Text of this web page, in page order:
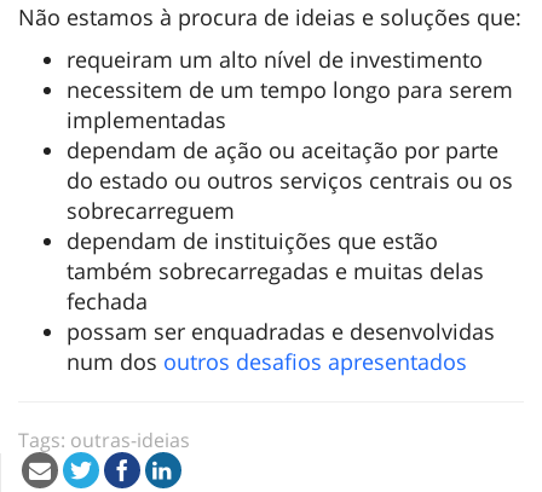
Não estamos à procura de ideias e soluções que:
requeiram um alto nível de investimento
necessitem de um tempo longo para serem
implementadas
dependam de ação ou aceitação por parte
do estado ou outros serviços centrais ou os
sobrecarreguem
dependam de instituições que estão
também sobrecarregadas e muitas delas
fechada
possam ser enquadradas e desenvolvidas
num dos outros desafios apresentados
Tags: outras-ideias